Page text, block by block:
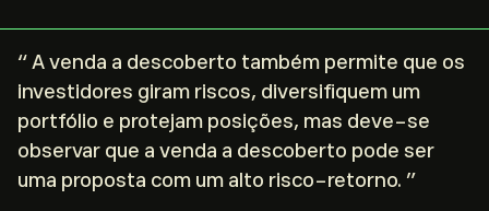
“ A venda a descoberto também permite que os
investidores giram riscos, diversifiquem um
portfólio e protejam posições, mas deve-se
observar que a venda a descoberto pode ser
uma proposta com um alto risco-retorno. ”